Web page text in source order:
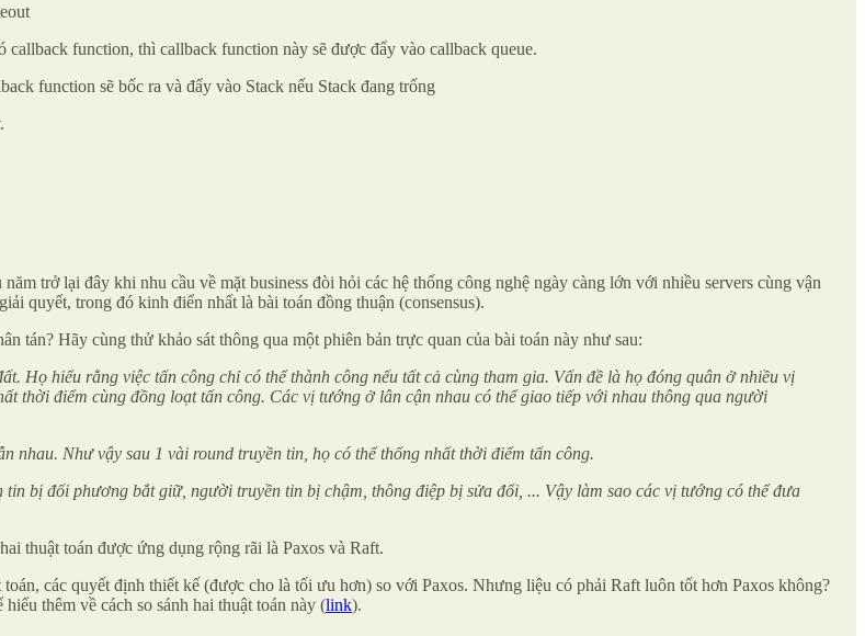
function, thì callback function này sẽ được đẩy vào callback queue.
function sẽ bốc ra và đẩy vào Stack nếu Stack đang trống
trở lại đây khi nhu cầu về mặt business đòi hỏi các hệ thống công nghệ ngày càng lớn với nhiều servers cùng vận
quyết, trong đó kinh điển nhất là bài toán đồng thuận (consensus).
tán? Hãy cùng thử khảo sát thông qua một phiên bản trực quan của bài toán này như sau:
Họ hiểu rằng việc tấn công chỉ có thể thành công nếu tất cả cùng tham gia. Vấn đề là họ đóng quân ở nhiều vị
thời điểm cùng đồng loạt tấn công. Các vị tướng ở lân cận nhau có thể giao tiếp với nhau thông qua người
Như vậy sau 1 vài round truyền tin, họ có thể thống nhất thời điểm tấn công.
bị đối phương bắt giữ, người truyền tin bị chậm, thông điệp bị sửa đổi, ... Vậy làm sao các vị tướng có thể đưa
thuật toán được ứng dụng rộng rãi là Paxos và Raft.
các quyết định thiết kế (được cho là tối ưu hơn) so với Paxos. Nhưng liệu có phải Raft luôn tốt hơn Paxos không?
thêm về cách so sánh hai thuật toán này (link).